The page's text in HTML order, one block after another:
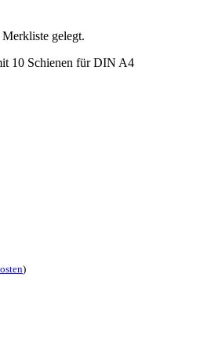
gelegt.
)